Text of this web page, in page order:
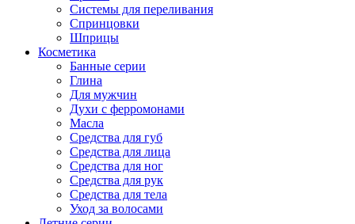
Системы для переливания
Спринцовки
Шприцы
Косметика
Банные серии
Глина
Для мужчин
Духи с ферромонами
Масла
Средства для губ
Средства для лица
Средства для ног
Средства для рук
Средства для тела
Уход за волосами